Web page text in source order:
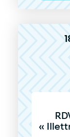
«